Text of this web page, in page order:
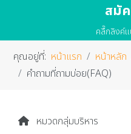
สมั
คลื๊กลิงค์แ
คุณอยู่ที่: หน้าแรก หน้าหลัก
คำถามที่ถามบ่อย(FAQ)
หมวดกลุ่มบริหาร